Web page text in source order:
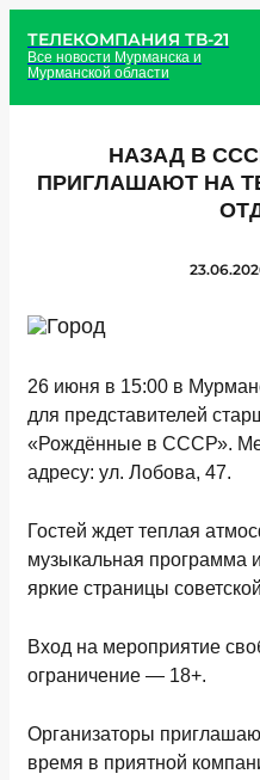
ТЕЛЕКОМПАНИЯ ТВ-21
Все новости Мурманска и
Мурманской области
НАЗАД В
ПРИГЛАШАЮТ НА
26 июня в 15:00 в
для представителей
«Рождённые в СССР».
адресу: ул. Лобова, 47.
Гостей ждет теплая
музыкальная программа
яркие страницы
Вход на мероприятие
ограничение — 18+.
Организаторы
время в приятной